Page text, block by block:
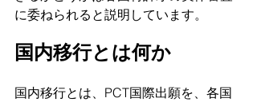
に委ねられると説明しています。
国内移行とは何か
国内移行とは、PCT国際出願を、各国